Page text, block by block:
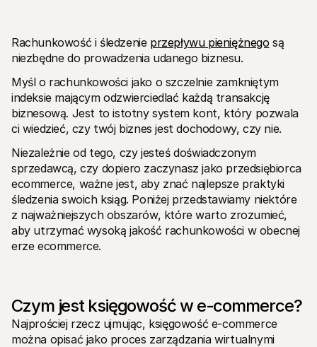
Portal dla deweloperów
Odkryj zasoby i aktualizacje dla deweloperów
Biblioteki
Zintegruj Mollie za pomocą gotowych bibliotek
Społeczność Discord
Dołącz do naszej społeczności deweloperów
O Mollie
Cennik
Zobacz nasz cennik
O nas
Dowiedz się więcej o naszej historii
i wartościach
Aktualności
Przeczytaj najnowsze wiadomości
od Mollie
Kariera
Dołącz do nas - zatrudniamy!
Kontakt
Skontaktuj się z naszym zespołem wsparcia klienta
Skontaktuj się z działem sprzedaży
Dowiedz się, jak możemy pomóc Twojej firmie
Rachunkowość i śledzenie przepływu pieniężnego są
niezbędne do prowadzenia udanego biznesu.
Myśl o rachunkowości jako o szczelnie zamkniętym
indeksie mającym odzwierciedlać każdą transakcję
biznesową. Jest to istotny system kont, który pozwala
ci wiedzieć, czy twój biznes jest dochodowy, czy nie.
Niezależnie od tego, czy jesteś doświadczonym
sprzedawcą, czy dopiero zaczynasz jako przedsiębiorca
ecommerce, ważne jest, aby znać najlepsze praktyki
śledzenia swoich ksiąg. Poniżej przedstawiamy niektóre
z najważniejszych obszarów, które warto zrozumieć,
aby utrzymać wysoką jakość rachunkowości w obecnej
erze ecommerce.
Czym jest księgowość w e-commerce?
Najprościej rzecz ujmując, księgowość e-commerce
można opisać jako proces zarządzania wirtualnymi